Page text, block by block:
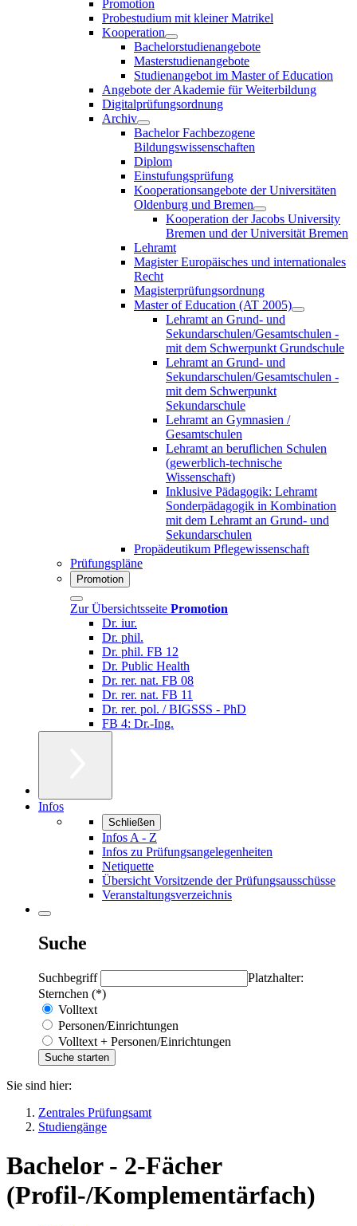
Promotion
Probestudium mit kleiner Matrikel
Kooperation
Bachelorstudienangebote
Masterstudienangebote
Studienangebot im Master of Education
Angebote der Akademie für Weiterbildung
Digitalprüfungsordnung
Archiv
Bachelor Fachbezogene
Bildungswissenschaften
Diplom
Einstufungsprüfung
Kooperationsangebote der Universitäten
Oldenburg und Bremen
Kooperation der Jacobs University
Bremen und der Universität Bremen
Lehramt
Magister Europäisches und internationales
Recht
Magisterprüfungsordnung
Master of Education (AT 2005)
Lehramt an Grund- und
Sekundarschulen/Gesamtschulen -
mit dem Schwerpunkt Grundschule
Lehramt an Grund- und
Sekundarschulen/Gesamtschulen -
mit dem Schwerpunkt
Sekundarschule
Lehramt an Gymnasien /
Gesamtschulen
Lehramt an beruflichen Schulen
(gewerblich-technische
Wissenschaft)
Inklusive Pädagogik: Lehramt
Sonderpädagogik in Kombination
mit dem Lehramt an Grund- und
Sekundarschulen
Propädeutikum Pflegewissenschaft
Prüfungspläne
Promotion
Zur Übersichtsseite Promotion
Dr. iur.
Dr. phil.
Dr. phil. FB 12
Dr. Public Health
Dr. rer. nat. FB 08
Dr. rer. nat. FB 11
Dr. rer. pol. / BIGSSS - PhD
FB 4: Dr.-Ing.
Infos
Schließen
Infos A - Z
Infos zu Prüfungsangelegenheiten
Netiquette
Übersicht Vorsitzende der Prüfungsausschüsse
Veranstaltungsverzeichnis
Suche
Suchbegriff
Platzhalter:
Sternchen (*)
Volltext
Personen/Einrichtungen
Volltext + Personen/Einrichtungen
Sie sind hier:
Zentrales Prüfungsamt
Studiengänge
Bachelor - 2-Fächer
(Profil-/Komplementärfach)